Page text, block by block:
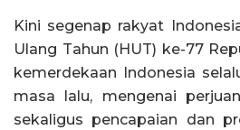
Kini segenap rakyat
Ulang Tahun (HUT) ke-77
kemerdekaan Indonesia
masa lalu, mengenai
sekaligus pencapaian dan